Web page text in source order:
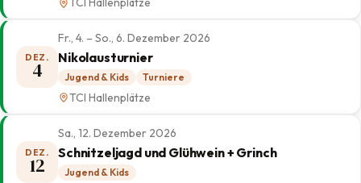
DEZ.
4
Fr., 4. – So., 6. Dezember 2026
Nikolausturnier
Jugend & Kids Turniere
TCI Hallenplätze
DEZ.
12
Sa., 12. Dezember 2026
Schnitzeljagd und Glühwein + Grinch
Jugend & Kids